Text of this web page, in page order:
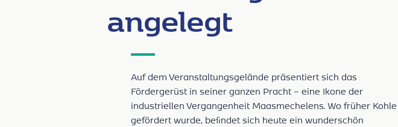
angelegt
Auf dem Veranstaltungsgelände präsentiert sich das
Fördergerüst in seiner ganzen Pracht – eine Ikone der
industriellen Vergangenheit Maasmechelens. Wo früher Kohle
gefördert wurde, befindet sich heute ein wunderschön